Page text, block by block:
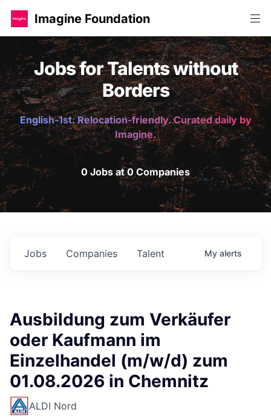
Imagine Foundation
Jobs for Talents without
Borders
English-1st. Relocation-friendly. Curated daily by
Imagine.
0 Jobs at 0 Companies
Jobs Companies Talent My alerts
Ausbildung zum Verkäufer
oder Kaufmann im
Einzelhandel (m/w/d) zum
01.08.2026 in Chemnitz
ALDI Nord